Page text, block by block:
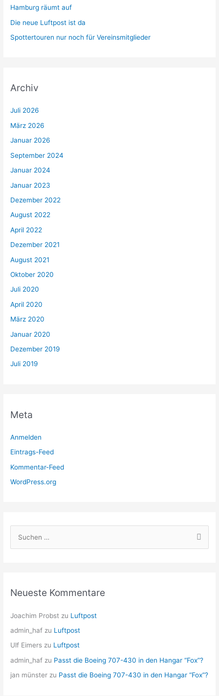
Hamburg räumt auf
Die neue Luftpost ist da
Spottertouren nur noch für Vereinsmitglieder
Archiv
Juli 2026
März 2026
Januar 2026
September 2024
Januar 2024
Januar 2023
Dezember 2022
August 2022
April 2022
Dezember 2021
August 2021
Oktober 2020
Juli 2020
April 2020
März 2020
Januar 2020
Dezember 2019
Juli 2019
Meta
Anmelden
Eintrags-Feed
Kommentar-Feed
WordPress.org
n
:
Neueste Kommentare
Joachim Probst zu Luftpost
admin_haf zu Luftpost
Ulf Eimers zu Luftpost
admin_haf zu Passt die Boeing 707-430 in den Hangar “Fox”?
jan münster zu Passt die Boeing 707-430 in den Hangar “Fox”?